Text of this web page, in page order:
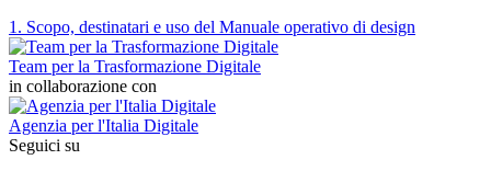
1. Scopo, destinatari e uso del Manuale operativo di design
Team per la Trasformazione Digitale
in collaborazione con
Agenzia per l'Italia Digitale
Seguici su